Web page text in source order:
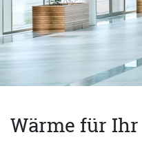
Wärme für